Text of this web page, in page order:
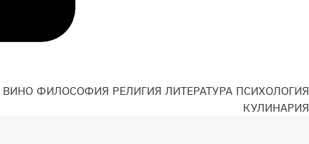
ВИНО ФИЛОСОФИЯ РЕЛИГИЯ ЛИТЕРАТУРА ПСИХОЛОГИЯ
КУЛИНАРИЯ